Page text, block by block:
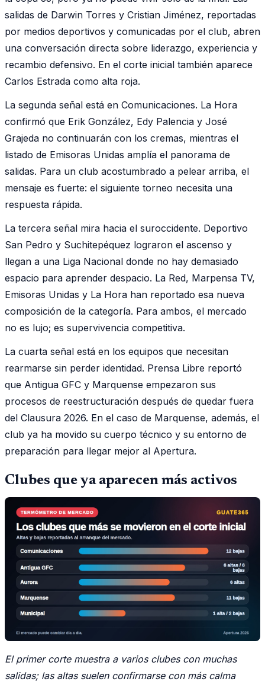
salidas de Darwin Torres y Cristian Jiménez, reportadas
por medios deportivos y comunicadas por el club, abren
una conversación directa sobre liderazgo, experiencia y
recambio defensivo. En el corte inicial también aparece
Carlos Estrada como alta roja.
La segunda señal está en Comunicaciones. La Hora
confirmó que Erik González, Edy Palencia y José
Grajeda no continuarán con los cremas, mientras el
listado de Emisoras Unidas amplía el panorama de
salidas. Para un club acostumbrado a pelear arriba, el
mensaje es fuerte: el siguiente torneo necesita una
respuesta rápida.
La tercera señal mira hacia el suroccidente. Deportivo
San Pedro y Suchitepéquez lograron el ascenso y
llegan a una Liga Nacional donde no hay demasiado
espacio para aprender despacio. La Red, Marpensa TV,
Emisoras Unidas y La Hora han reportado esa nueva
composición de la categoría. Para ambos, el mercado
no es lujo; es supervivencia competitiva.
La cuarta señal está en los equipos que necesitan
rearmarse sin perder identidad. Prensa Libre reportó
que Antigua GFC y Marquense empezaron sus
procesos de reestructuración después de quedar fuera
del Clausura 2026. En el caso de Marquense, además, el
club ya ha movido su cuerpo técnico y su entorno de
preparación para llegar mejor al Apertura.
Clubes que ya aparecen más activos
El primer corte muestra a varios clubes con muchas
salidas; las altas suelen confirmarse con más calma